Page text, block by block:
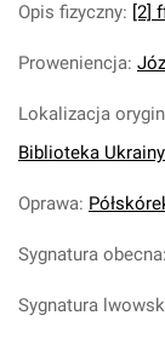
Opis fizyczny: [2]
Proweniencja:
Lokalizacja
Biblioteka
Oprawa:
Sygnatura obecna:
Sygnatura